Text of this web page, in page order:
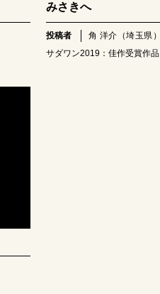
みさきへ
投稿者
角 洋介（埼玉県）
サダワン2019：佳作受賞作品